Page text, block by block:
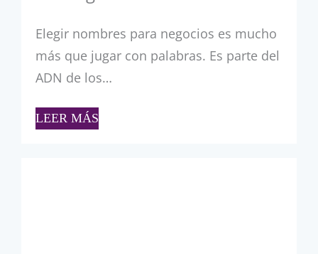
Elegir nombres para negocios es mucho
más que jugar con palabras. Es parte del
ADN de los…
LEER MÁS